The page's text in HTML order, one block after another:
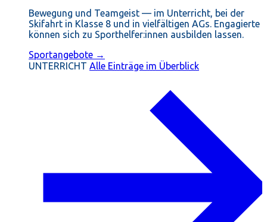
Bewegung und Teamgeist — im Unterricht, bei der
Skifahrt in Klasse 8 und in vielfältigen AGs. Engagierte
können sich zu Sporthelfer:innen ausbilden lassen.
Sportangebote →
UNTERRICHT Alle Einträge im Überblick